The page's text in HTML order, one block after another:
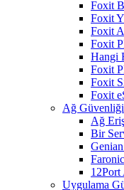
Foxit
Foxit
Foxit
Foxit
Hangi
Foxit
Foxit
Foxit
Ağ
Ağ
Bir
12Port
Uygulama